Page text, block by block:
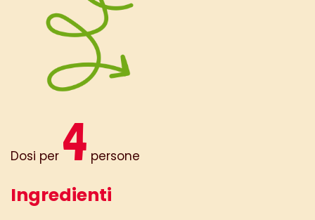
Dosi per 4 persone
Ingredienti